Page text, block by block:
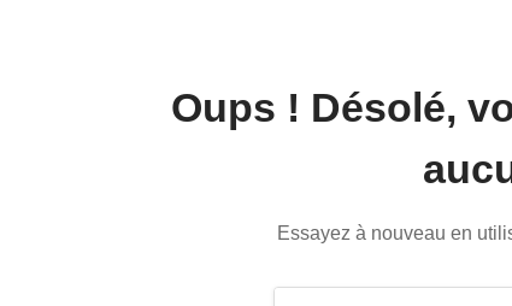
Oups ! Désolé,
Essayez à nouveau en